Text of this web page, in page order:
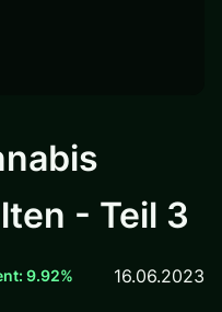
- Teil 3
9.92% 16.06.2023